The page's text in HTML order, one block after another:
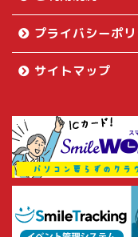
プライバシーポ
サイトマップ